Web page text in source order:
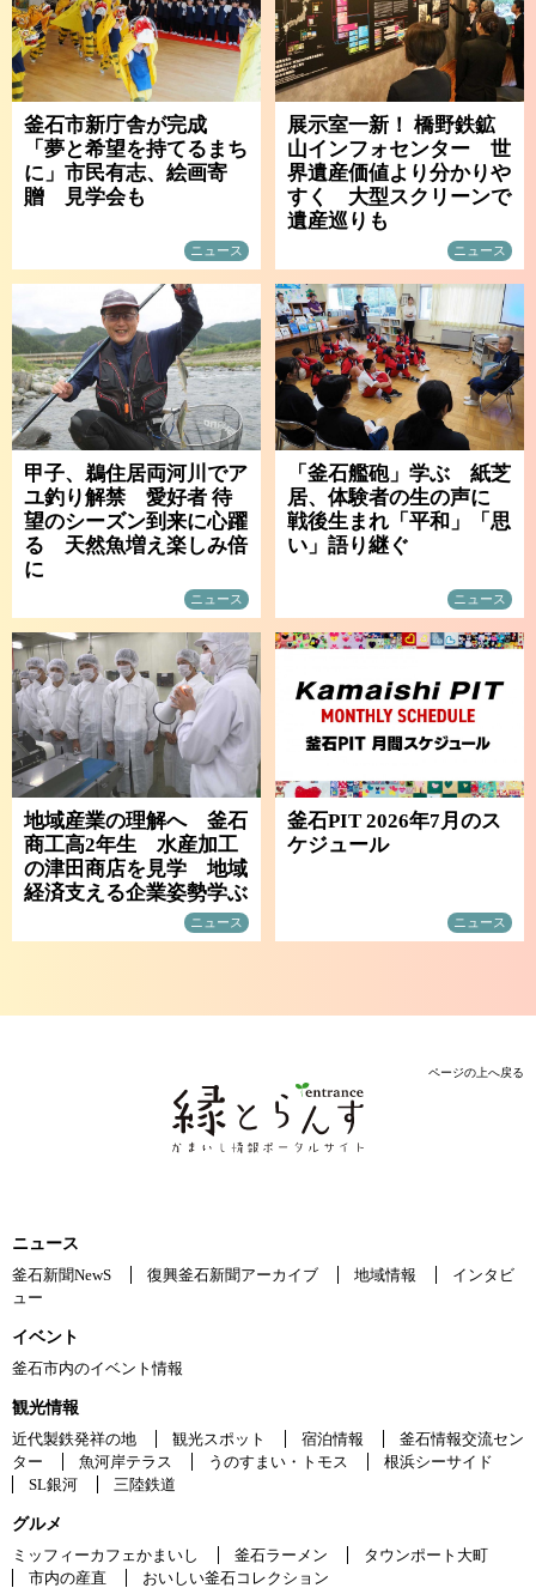
釜石市新庁舎が完成
「夢と希望を持てるまち
に」市民有志、絵画寄
贈 見学会も
ニュース
展示室一新！ 橋野鉄鉱
山インフォセンター 世
界遺産価値より分かりや
すく 大型スクリーンで
遺産巡りも
ニュース
甲子、鵜住居両河川でア
ユ釣り解禁 愛好者 待
望のシーズン到来に心躍
る 天然魚増え楽しみ倍
に
ニュース
「釜石艦砲」学ぶ 紙芝
居、体験者の生の声に
戦後生まれ「平和」「思
い」語り継ぐ
ニュース
地域産業の理解へ 釜石
商工高2年生 水産加工
の津田商店を見学 地域
経済支える企業姿勢学ぶ
ニュース
釜石PIT 2026年7月のス
ケジュール
ニュース
ページの上へ戻る
ニュース
釜石新聞NewS
復興釜石新聞アーカイブ 地域情報
インタビ
ュー
イベント
釜石市内のイベント情報
観光情報
近代製鉄発祥の地
観光スポット 宿泊情報
釜石情報交流セン
ター
魚河岸テラス うのすまい・トモス
根浜シーサイド
SL銀河
三陸鉄道
グルメ
ミッフィーカフェかまいし
釜石ラーメン
タウンポート大町
市内の産直
おいしい釜石コレクション